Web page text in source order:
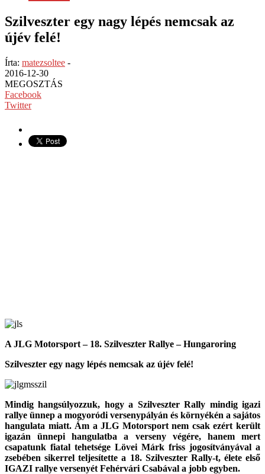
Szilveszter egy nagy lépés nemcsak az
újév felé!
Írta: matezsoltee -
2016-12-30
MEGOSZTÁS
Facebook
Twitter
A JLG Motorsport – 18. Szilveszter Rallye – Hungaroring
Szilveszter egy nagy lépés nemcsak az újév felé!
Mindig hangsúlyozzuk, hogy a Szilveszter Rally mindig igazi
rallye ünnep a mogyoródi versenypályán és környékén a sajátos
hangulata miatt. Ám a JLG Motorsport nem csak ezért került
igazán ünnepi hangulatba a verseny végére, hanem mert
csapatunk fiatal tehetsége Lövei Márk friss jogosítványával a
zsebében sikerrel teljesítette a 18. Szilveszter Rally-t, élete első
IGAZI rallye versenyét Fehérvári Csabával a jobb egyben.